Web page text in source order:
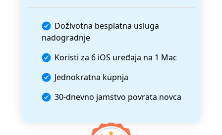
Doživotna besplatna usluga
nadogradnje
Koristi za 6 iOS uređaja na 1 Mac
Jednokratna kupnja
30-dnevno jamstvo povrata novca